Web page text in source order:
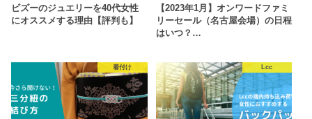
ビズーのジュエリーを40代女性
にオススメする理由【評判も】
【2023年1月】オンワードファミ
リーセール（名古屋会場）の日程
はいつ？…
着付け Lcc